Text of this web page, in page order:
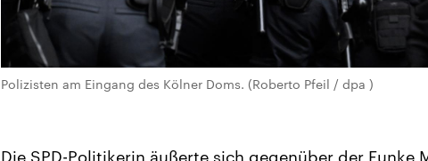
Polizisten am Eingang des Kölner Doms. (Roberto Pfeil / dpa )
Die SPD-Politikerin äußerte sich gegenüber der Funke